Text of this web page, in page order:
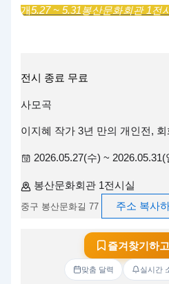
개5.27 ~ 5.31봉산문화회관 1전
전시 종료 무료
사모곡
이지혜 작가 3년 만의 개인전,
2026.05.27(수) ~ 2026.05.31(
봉산문화회관 1전시실
중구 봉산문화길 77 주소 복사하
즐겨찾기하
맞춤 달력 실시간